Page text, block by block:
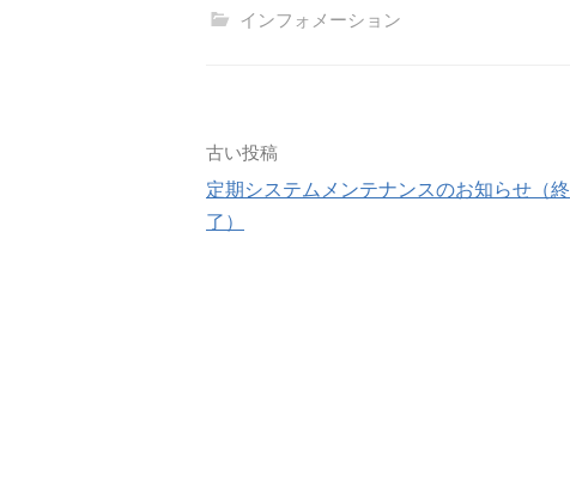
インフォメーション
投
稿
古い投稿
定期システムメンテナンスのお知らせ（終
了）